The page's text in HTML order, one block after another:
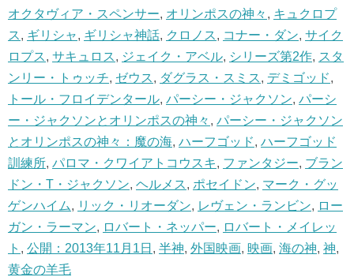
オクタヴィア・スペンサー, オリンポスの神々 , キュクロプ
ス, ギリシャ, ギリシャ神話, クロノス, コナー・ダン, サイク
ロプス, サキュロス, ジェイク・アベル, シリーズ第2作, スタ
ンリー・トゥッチ, ゼウス, ダグラス・スミス, デミゴッド,
トール・フロイデンタール, パーシー・ジャクソン, パーシ
ー・ジャクソンとオリンポスの神々 , パーシー・ジャクソン
とオリンポスの神々：魔の海, ハーフゴッド, ハーフゴッド
訓練所, パロマ・クワイアトコウスキ, ファンタジー, ブラン
ドン・T・ジャクソン, ヘルメス, ポセイドン, マーク・グッ
ゲンハイム, リック・リオーダン, レヴェン・ランビン, ロー
ガン・ラーマン, ロバート・ネッパー, ロバート・メイレッ
ト , 公開：2013年11月1日 , 半神, 外国映画, 映画, 海の神, 神,
黄金の羊毛